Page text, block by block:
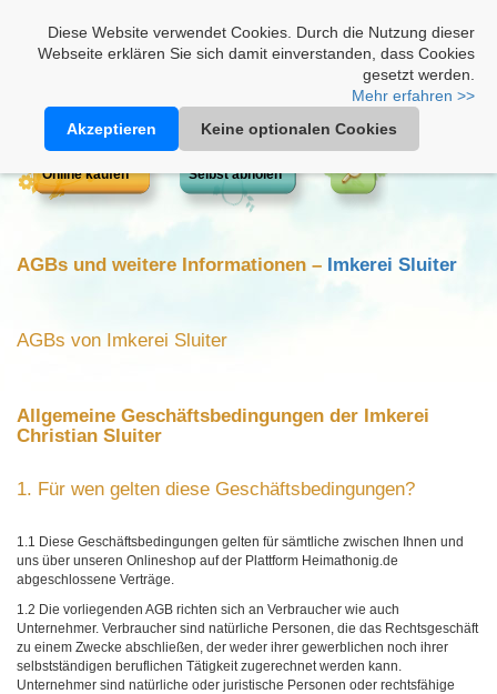
Diese Website verwendet Cookies. Durch die Nutzung dieser
Webseite erklären Sie sich damit einverstanden, dass Cookies
gesetzt werden.
Mehr erfahren >>
Akzeptieren
Keine optionalen Cookies
Online kaufen Selbst abholen
AGBs und weitere Informationen – Imkerei Sluiter
AGBs von Imkerei Sluiter
Allgemeine Geschäftsbedingungen der Imkerei
Christian Sluiter
1. Für wen gelten diese Geschäftsbedingungen?
1.1 Diese Geschäftsbedingungen gelten für sämtliche zwischen Ihnen und
uns über unseren Onlineshop auf der Plattform Heimathonig.de
abgeschlossene Verträge.
1.2 Die vorliegenden AGB richten sich an Verbraucher wie auch
Unternehmer. Verbraucher sind natürliche Personen, die das Rechtsgeschäft
zu einem Zwecke abschließen, der weder ihrer gewerblichen noch ihrer
selbstständigen beruflichen Tätigkeit zugerechnet werden kann.
Unternehmer sind natürliche oder juristische Personen oder rechtsfähige